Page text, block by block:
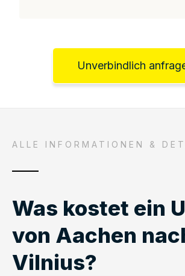
Unverbindlich
ALLE INFORMATIONEN &
Was kostet ein
von Aachen
Vilnius?